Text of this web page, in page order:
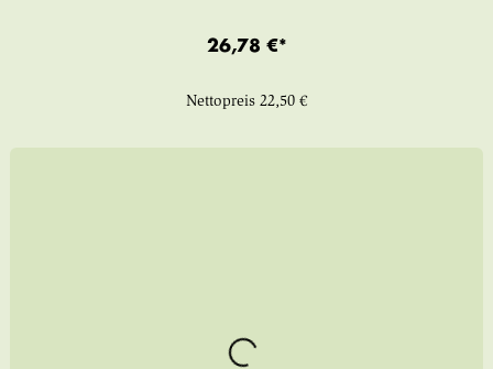
26,78 €*
Nettopreis 22,50 €